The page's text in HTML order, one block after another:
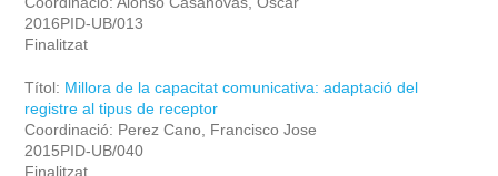
2016PID-UB/013
Finalitzat
Títol: Millora de la capacitat comunicativa: adaptació del
registre al tipus de receptor
Coordinació: Perez Cano, Francisco Jose
2015PID-UB/040
Finalitzat